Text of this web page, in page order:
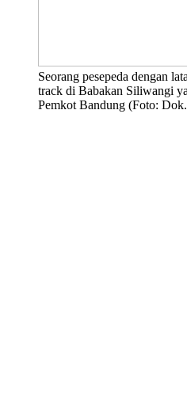
Seorang pesepeda dengan
track di Babakan Siliwangi
Pemkot Bandung (Foto: